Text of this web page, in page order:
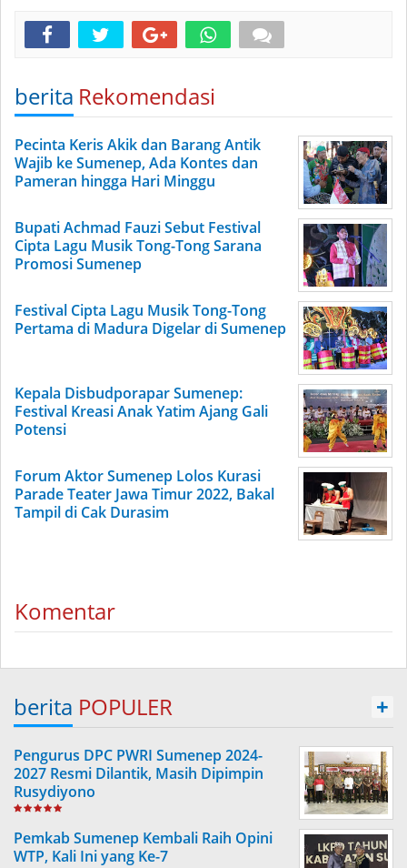
berita Rekomendasi
Pecinta Keris Akik dan Barang Antik
Wajib ke Sumenep, Ada Kontes dan
Pameran hingga Hari Minggu
Bupati Achmad Fauzi Sebut Festival
Cipta Lagu Musik Tong-Tong Sarana
Promosi Sumenep
Festival Cipta Lagu Musik Tong-Tong
Pertama di Madura Digelar di Sumenep
Kepala Disbudporapar Sumenep:
Festival Kreasi Anak Yatim Ajang Gali
Potensi
Forum Aktor Sumenep Lolos Kurasi
Parade Teater Jawa Timur 2022, Bakal
Tampil di Cak Durasim
Komentar
berita POPULER +
Pengurus DPC PWRI Sumenep 2024-
2027 Resmi Dilantik, Masih Dipimpin
Rusydiyono
Pemkab Sumenep Kembali Raih Opini
WTP, Kali Ini yang Ke-7